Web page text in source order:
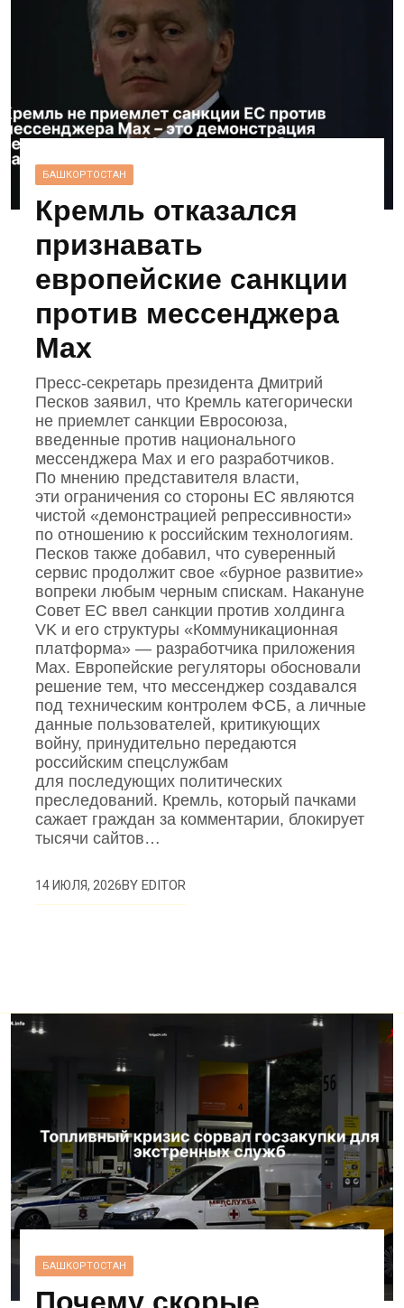
БАШКОРТОСТАН
Кремль отказался
признавать
европейские санкции
против мессенджера
Max
Пресс‑секретарь президента Дмитрий
Песков заявил, что Кремль категорически
не приемлет санкции Евросоюза,
введенные против национального
мессенджера Mах и его разработчиков.
По мнению представителя власти,
эти ограничения со стороны ЕС являются
чистой «демонстрацией репрессивности»
по отношению к российским технологиям.
Песков также добавил, что суверенный
сервис продолжит свое «бурное развитие»
вопреки любым черным спискам. Накануне
Совет ЕС ввел санкции против холдинга
VK и его структуры «Коммуникационная
платформа» — разработчика приложения
Mах. Европейские регуляторы обосновали
решение тем, что мессенджер создавался
под техническим контролем ФСБ, а личные
данные пользователей, критикующих
войну, принудительно передаются
российским спецслужбам
для последующих политических
преследований. Кремль, который пачками
сажает граждан за комментарии, блокирует
тысячи сайтов…
14 ИЮЛЯ, 2026BYEDITOR
БАШКОРТОСТАН